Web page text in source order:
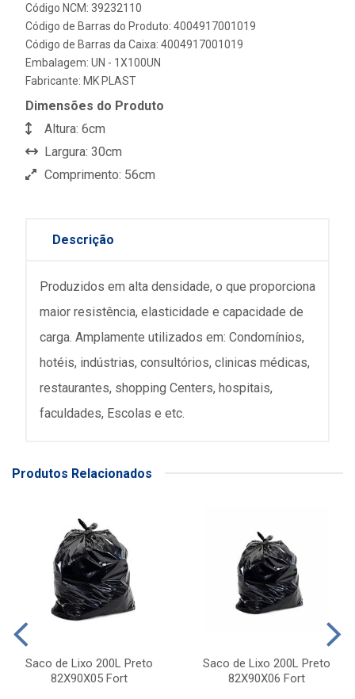
Código NCM: 39232110
Código de Barras do Produto: 4004917001019
Código de Barras da Caixa: 4004917001019
Embalagem: UN - 1X100UN
Fabricante: MK PLAST
Dimensões do Produto
Altura: 6cm
Largura: 30cm
Comprimento: 56cm
Descrição
Produzidos em alta densidade, o que proporciona
maior resistência, elasticidade e capacidade de
carga. Amplamente utilizados em: Condomínios,
hotéis, indústrias, consultórios, clinicas médicas,
restaurantes, shopping Centers, hospitais,
faculdades, Escolas e etc.
Produtos Relacionados
Saco de Lixo 200L Preto
82X90X05 Fort
Saco de Lixo 200L Preto
82X90X06 Fort